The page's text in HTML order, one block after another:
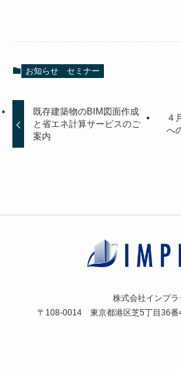
お知らせ セミナー
既存建築物のBIM図面作成
と省エネ計算サービスのご
案内
４
へ
株式会社インプラ
〒108-0014 東京都港区芝5丁目36